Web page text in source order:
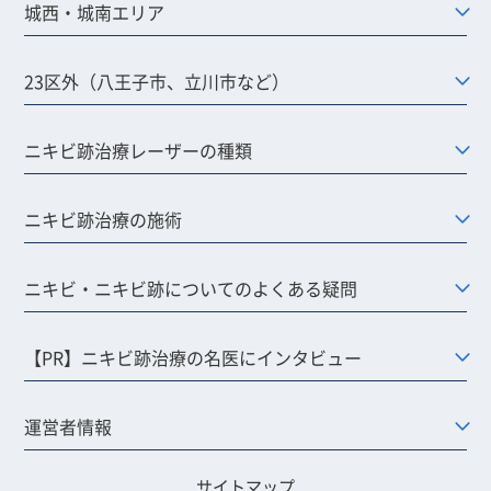
城西・城南エリア
23区外（八王子市、立川市など）
ニキビ跡治療レーザーの種類
ニキビ跡治療の施術
ニキビ・ニキビ跡についてのよくある疑問
【PR】ニキビ跡治療の名医にインタビュー
運営者情報